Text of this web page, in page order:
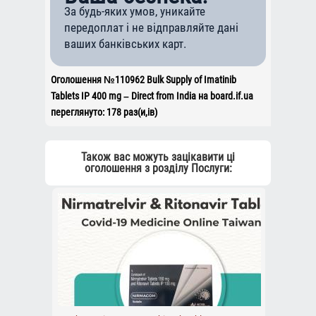
За будь-яких умов, уникайте
передоплат і не відправляйте дані
ваших банківських карт.
Оголошення №110962 Bulk Supply of Imatinib
Tablets IP 400 mg – Direct from India на board.if.ua
переглянуто: 178 раз(и,ів)
Також вас можуть зацікавити ці
оголошення з розділу Послуги: